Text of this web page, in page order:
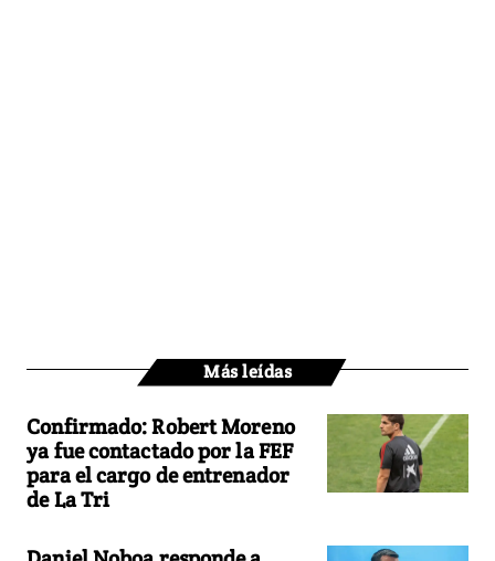
Más leídas
Confirmado: Robert Moreno
ya fue contactado por la FEF
para el cargo de entrenador
de La Tri